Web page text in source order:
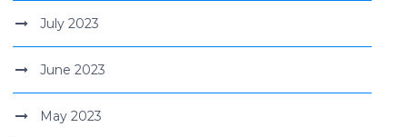
July 2023
June 2023
May 2023